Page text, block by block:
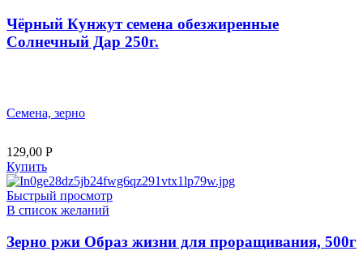
Чёрный Кунжут семена обезжиренные
Солнечный Дар 250г.
Семена, зерно
129,00 Р
Купить
Быстрый просмотр
В список желаний
Зерно ржи Образ жизни для проращивания, 500г